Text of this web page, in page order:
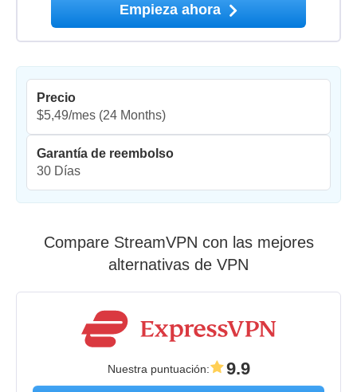
Empieza ahora
Precio
$5,49/mes (24 Months)
Garantía de reembolso
30 Días
Compare StreamVPN con las mejores
alternativas de VPN
Nuestra puntuación: 9.9